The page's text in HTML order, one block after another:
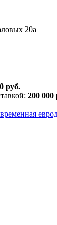
20а
руб.
200 000